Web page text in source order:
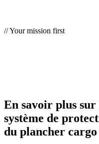
// Your mission first
En savoir plus
système de
du plancher cargo